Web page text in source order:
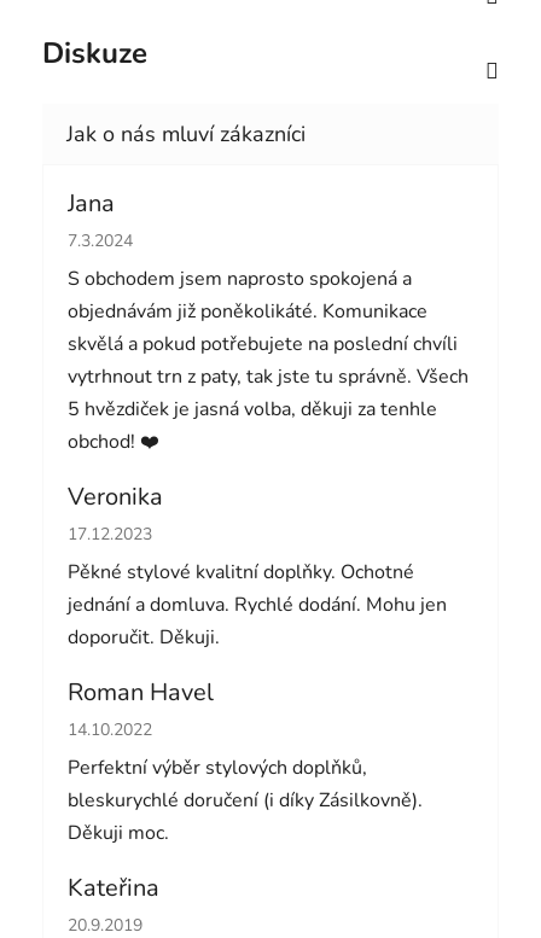
Diskuze
Jana
Hodnocení obchodu je 5 z 5 hvězdiček.
7.3.2024
S obchodem jsem naprosto spokojená a
objednávám již poněkolikáté. Komunikace
skvělá a pokud potřebujete na poslední chvíli
vytrhnout trn z paty, tak jste tu správně. Všech
5 hvězdiček je jasná volba, děkuji za tenhle
obchod! ❤️
Veronika
Hodnocení obchodu je 5 z 5 hvězdiček.
17.12.2023
Pěkné stylové kvalitní doplňky. Ochotné
jednání a domluva. Rychlé dodání. Mohu jen
doporučit. Děkuji.
Roman Havel
Hodnocení obchodu je 5 z 5 hvězdiček.
14.10.2022
Perfektní výběr stylových doplňků,
bleskurychlé doručení (i díky Zásilkovně).
Děkuji moc.
Kateřina
Hodnocení obchodu je 5 z 5 hvězdiček.
20.9.2019